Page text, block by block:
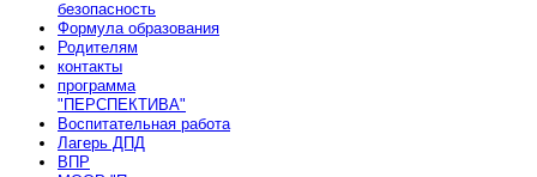
безопасность
Формула образования
Родителям
контакты
программа
"ПЕРСПЕКТИВА"
Воспитательная работа
Лагерь ДПД
ВПР